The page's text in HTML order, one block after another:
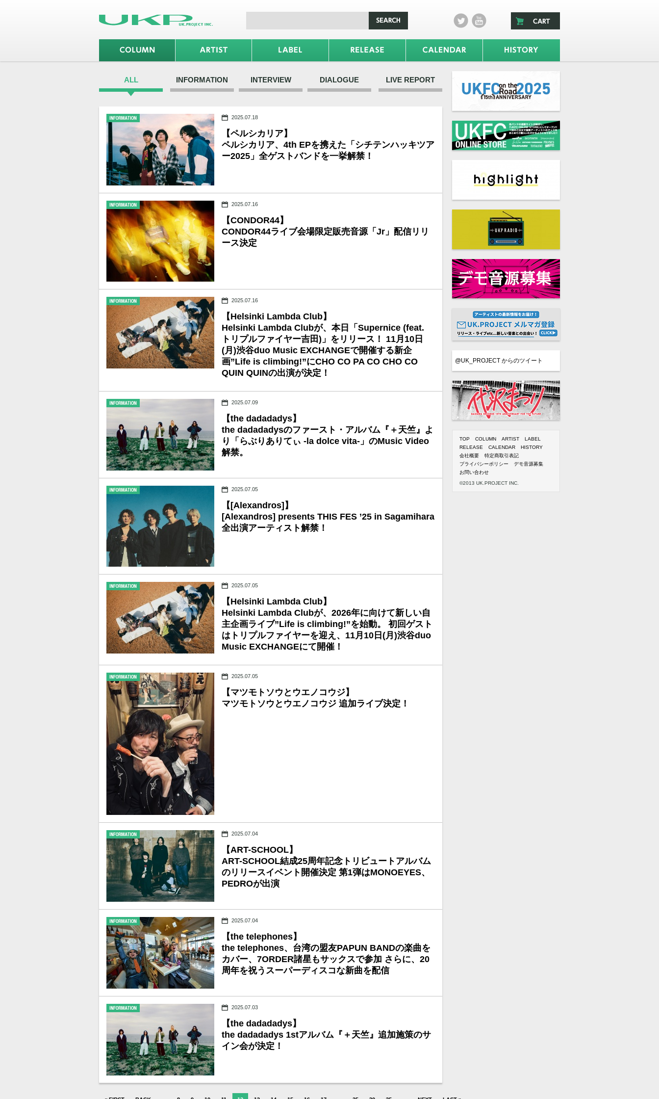
ALL INFORMATION INTERVIEW DIALOGUE LIVE REPORT
2025.07.18
【ペルシカリア】
ペルシカリア、4th EPを携えた「シチテンハッキツア
ー2025」全ゲストバンドを一挙解禁！
2025.07.16
【CONDOR44】
CONDOR44ライブ会場限定販売音源「Jr」配信リリ
ース決定
2025.07.16
【Helsinki Lambda Club】
Helsinki Lambda Clubが、本日「Supernice (feat.
トリプルファイヤー吉田)」をリリース！ 11月10日
(月)渋谷duo Music EXCHANGEで開催する新企
画”Life is climbing!”にCHO CO PA CO CHO CO
QUIN QUINの出演が決定！
2025.07.09
【the dadadadys】
the dadadadysのファースト・アルバム『＋天竺』よ
り「らぶりありてぃ -la dolce vita-」のMusic Video
解禁。
2025.07.05
【[Alexandros]】
[Alexandros] presents THIS FES ’25 in Sagamihara
全出演アーティスト解禁！
2025.07.05
【Helsinki Lambda Club】
Helsinki Lambda Clubが、2026年に向けて新しい自
主企画ライブ”Life is climbing!”を始動。 初回ゲスト
はトリプルファイヤーを迎え、11月10日(月)渋谷duo
Music EXCHANGEにて開催！
2025.07.05
【マツモトソウとウエノコウジ】
マツモトソウとウエノコウジ 追加ライブ決定！
2025.07.04
【ART-SCHOOL】
ART-SCHOOL結成25周年記念トリビュートアルバム
のリリースイベント開催決定 第1弾はMONOEYES、
PEDROが出演
2025.07.04
【the telephones】
the telephones、台湾の盟友PAPUN BANDの楽曲を
カバー、7ORDER諸星もサックスで参加 さらに、20
周年を祝うスーパーディスコな新曲を配信
2025.07.03
【the dadadadys】
the dadadadys 1stアルバム『＋天竺』追加施策のサ
イン会が決定！
@UK_PROJECT からのツイート
TOP COLUMN ARTIST
LABEL
RELEASE
CALENDAR
HISTORY
会社概要
特定商取引表記
プライバシーポリシー
デモ音源募集
お問い合わせ
©2013 UK.PROJECT INC.